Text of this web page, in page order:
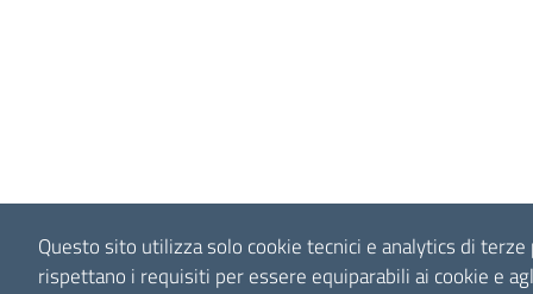
Questo sito utilizza solo cookie tecnici e analytics di terze
rispettano i requisiti per essere equiparabili ai cookie e